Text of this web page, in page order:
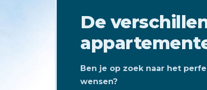
De
Ben je op zoek naar het
wensen?